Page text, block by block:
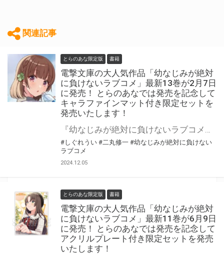
関連記事
とらのあな限定版 書籍
電撃文庫の大人気作品「幼なじみが絶対
に負けないラブコメ」最新13巻が2月7日
に発売！ とらのあなでは発売を記念して
キャラファインマット付き限定セットを
発売いたします！
#しぐれうい #二丸修一 #幼なじみが絶対に負けない
ラブコメ
2024.12.05
とらのあな限定版 書籍
電撃文庫の大人気作品「幼なじみが絶対
に負けないラブコメ」最新11巻が6月9日
に発売！ とらのあなでは発売を記念して
アクリルプレート付き限定セットを発売
いたします！